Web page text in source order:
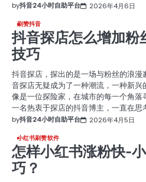
by抖音24小时自助平台 2026年4月6日
刷赞抖音
抖音探店怎么增加粉
技巧
抖音探店，探出的是一场与粉丝的浪
音探店无疑成为了一种潮流，一种新
像是一位探险家，在城市的每一个角
一名热衷于探店的抖音博主，一直在
by抖音24小时自助平台 2026年4月5日
小红书刷赞软件
怎样小红书涨粉快-
巧？